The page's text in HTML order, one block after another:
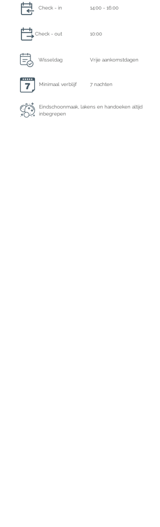
Check - in 14:00 - 16:00
Check - out 10:00
Wisseldag Vrije aankomstdagen
Minimaal verblijf 7 nachten
Eindschoonmaak, lakens en handoeken altijd
inbegrepen